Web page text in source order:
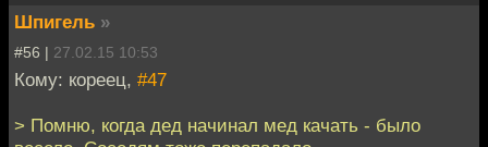
Шпигель »
#56 | 27.02.15 10:53
Кому: кореец, #47
> Помню, когда дед начинал мед качать - было